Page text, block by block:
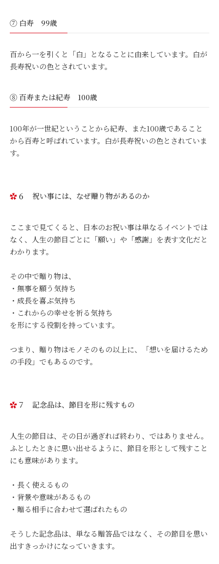
⑦ 白寿 99歳
百から一を引くと「白」となることに由来しています。白が
長寿祝いの色とされています。
⑧ 百寿または紀寿 100歳
100年が一世紀ということから紀寿、また100歳であること
から百寿と呼ばれています。白が長寿祝いの色とされていま
す。
６ 祝い事には、なぜ贈り物があるのか
ここまで見てくると、日本のお祝い事は単なるイベントでは
なく、人生の節目ごとに「願い」や「感謝」を表す文化だと
わかります。
その中で贈り物は、
・無事を願う気持ち
・成長を喜ぶ気持ち
・これからの幸せを祈る気持ち
を形にする役割を持っています。
つまり、贈り物はモノそのもの以上に、「想いを届けるため
の手段」でもあるのです。
７ 記念品は、節目を形に残すもの
人生の節目は、その日が過ぎれば終わり、ではありません。
ふとしたときに思い出せるように、節目を形として残すこと
にも意味があります。
・長く使えるもの
・背景や意味があるもの
・贈る相手に合わせて選ばれたもの
そうした記念品は、単なる贈答品ではなく、その節目を思い
出すきっかけになっていきます。